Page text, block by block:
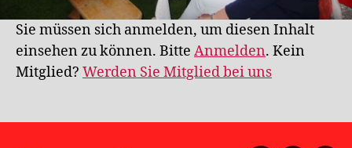
Sie müssen sich anmelden, um diesen Inhalt
einsehen zu können. Bitte Anmelden. Kein
Mitglied? Werden Sie Mitglied bei uns